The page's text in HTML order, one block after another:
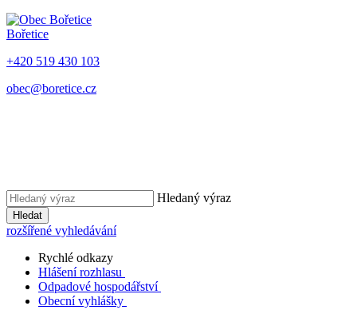
Bořetice
+420 519 430 103
obec@boretice.cz
Hledaný výraz
Hledat
rozšířené vyhledávání
Rychlé odkazy
Hlášení rozhlasu
Odpadové hospodářství
Obecní vyhlášky